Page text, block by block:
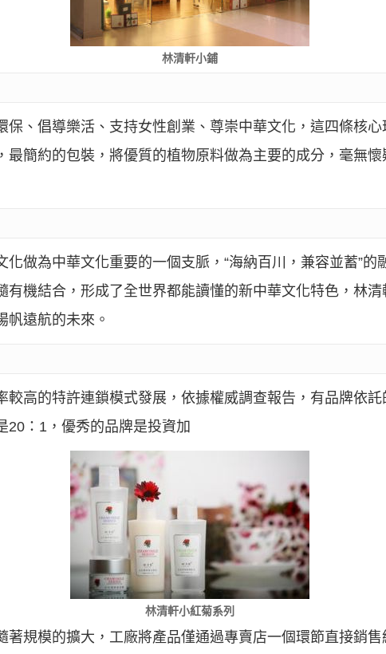
林清軒小鋪
保、倡導樂活、支持女性創業、尊崇中華文化，這四條核
最簡約的包裝，將優質的植物原料做為主要的成分，毫無
化做為中華文化重要的一個支脈，“海納百川，兼容並蓄”的
有機結合，形成了全世界都能讀懂的新中華文化特色，林
帆遠航的未來。
較高的特許連鎖模式發展，依據權威調查報告，有品牌依
20：1，優秀的品牌是投資加
林清軒小紅菊系列
著規模的擴大，工廠將產品僅通過專賣店一個環節直接銷